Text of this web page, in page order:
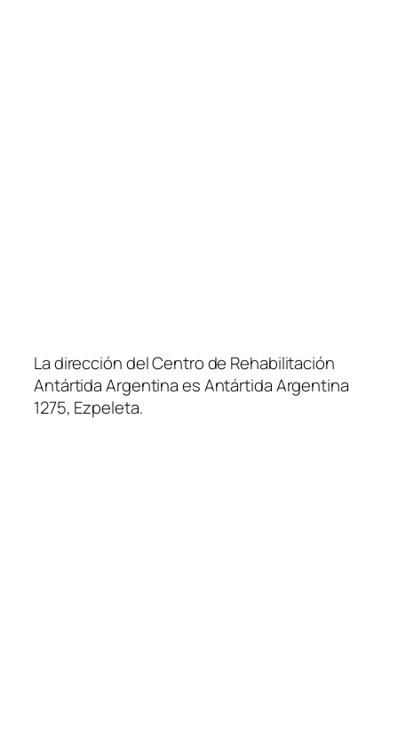
La dirección del Centro de Rehabilitación
Antártida Argentina es Antártida Argentina
1275, Ezpeleta.